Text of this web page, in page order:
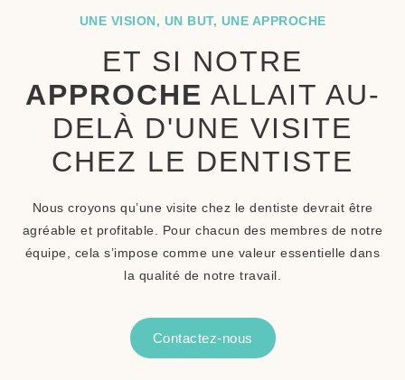
UNE VISION, UN BUT, UNE APPROCHE
ET SI NOTRE
APPROCHE ALLAIT AU-
DELÀ D'UNE VISITE
CHEZ LE DENTISTE
Nous croyons qu’une visite chez le dentiste devrait être
agréable et profitable. Pour chacun des membres de notre
équipe, cela s’impose comme une valeur essentielle dans
la qualité de notre travail.
Contactez-nous